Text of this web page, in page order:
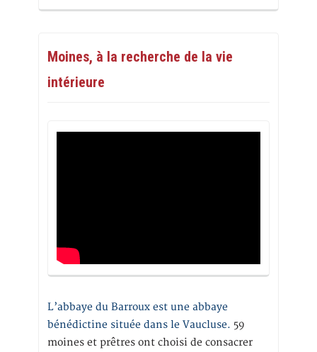
Moines, à la recherche de la vie
intérieure
L’abbaye du Barroux est une abbaye
bénédictine située dans le Vaucluse. 59
moines et prêtres ont choisi de consacrer